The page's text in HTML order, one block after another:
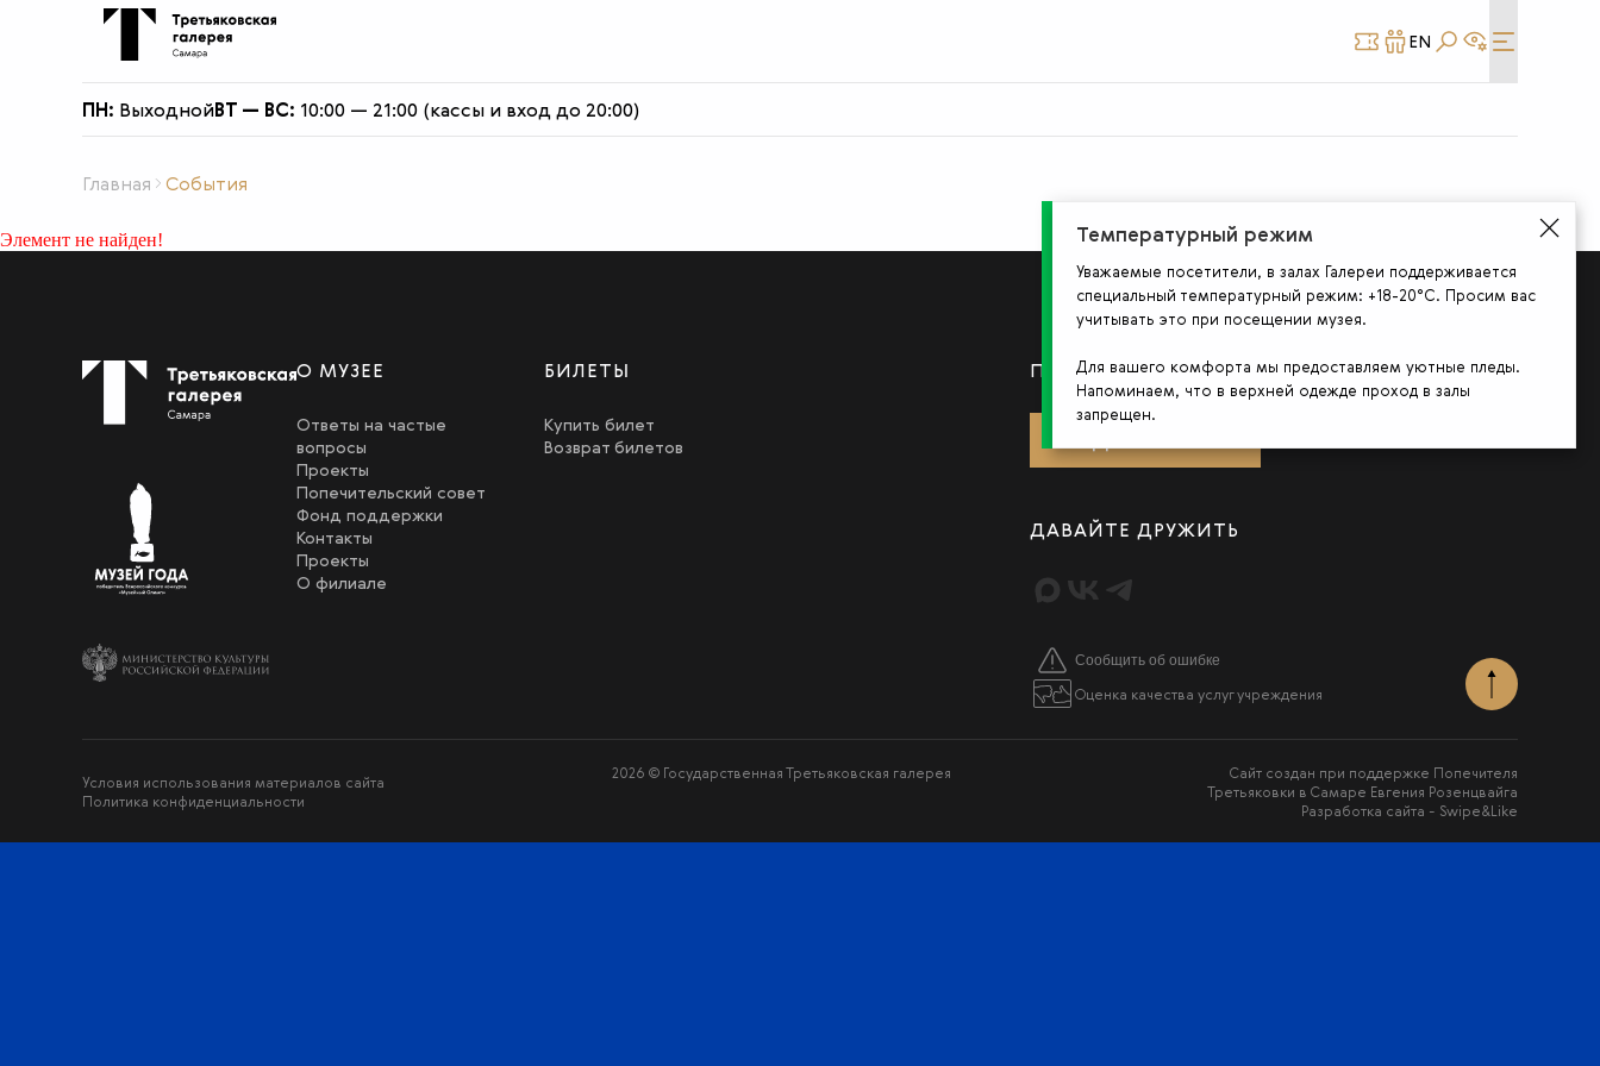
КУПИТЬ
СТАТЬ
EN
ПН: ВыходнойВТ — ВС: 10:00 — 21:00 (кассы и вход до 20:00)
О филиале
Главная События
Элемент не найден!
О МУЗЕЕ
Ответы на частые
вопросы
Проекты
Попечительский совет
Фонд поддержки
Контакты
Проекты
О филиале
БИЛЕТЫ
Купить билет
Возврат билетов
ПОДПИШИТЕСЬ НА НОВОСТИ
ДАВАЙТЕ ДРУЖИТЬ
Сообщить об ошибке
Оценка качества услуг учреждения
Условия использования материалов сайта
Политика конфиденциальности
2026 © Государственная Третьяковская галерея
Сайт создан при поддержке Попечителя
Третьяковки в Самаре Евгения Розенцвайга
Разработка сайта - Swipe&Like
Температурный режим
Уважаемые посетители, в залах Галереи поддерживается
специальный температурный режим: +18-20°С. Просим вас
учитывать это при посещении музея.
Для вашего комфорта мы предоставляем уютные пледы.
Напоминаем, что в верхней одежде проход в залы
запрещен.